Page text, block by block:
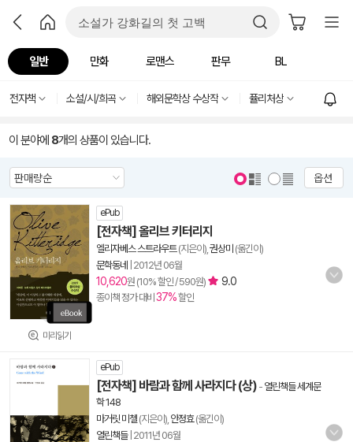
일반 만화 로맨스 판무 BL
전자책 소설/시/희곡 해외문학상 수상작 퓰리처상
이 분야에 8개의 상품이 있습니다.
옵션
미리읽기
ePub
[전자책] 올리브 키터리지
엘리자베스 스트라우트(지은이), 권상미 (옮긴이)
문학동네
2012년 06월
10,620원 (10% 할인 / 590원) 9.0
종이책 정가 대비 37%할인
ePub
[전자책] 바람과 함께 사라지다 (상) - 열린책들 세계문
학 148
마거릿 미첼 (지은이), 안정효(옮긴이)
열린책들| 2011년 06월